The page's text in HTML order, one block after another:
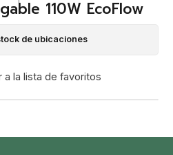
110W EcoFlow
de ubicaciones
a la lista de favoritos